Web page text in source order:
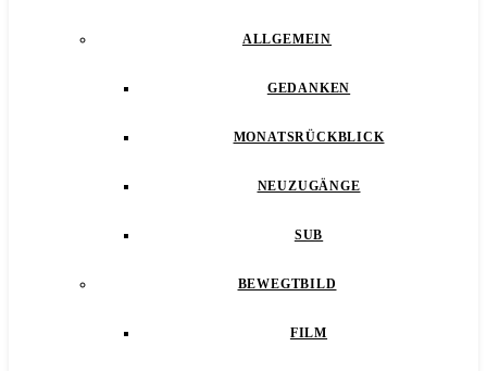
ALLGEMEIN
GEDANKEN
MONATSRÜCKBLICK
NEUZUGÄNGE
SUB
BEWEGTBILD
FILM